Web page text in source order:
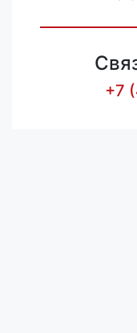
+7